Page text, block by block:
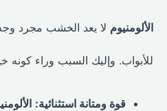
الألومنيوملا يعد الخشب مجرد وجه
للأبواب. وإليك السبب وراء كونه
قوة ومتانة استثنائية: